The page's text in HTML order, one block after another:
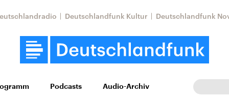
Deutschlandfunk Kultur Deutschlandfunk
Podcasts Audio-Archiv